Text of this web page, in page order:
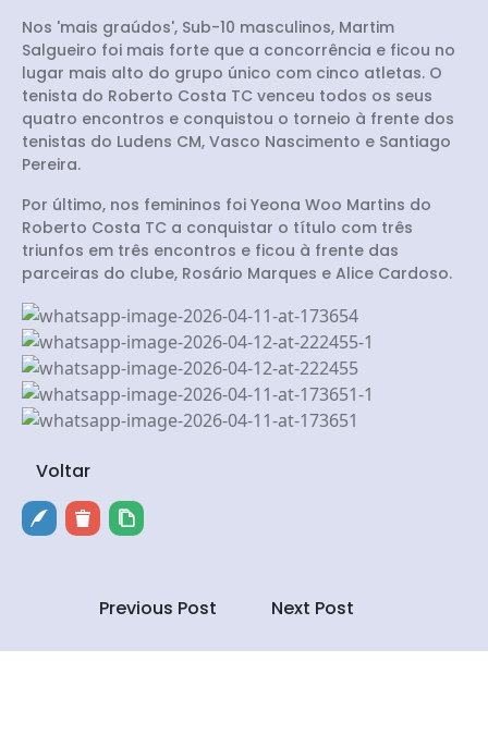
Nos 'mais graúdos', Sub-10 masculinos, Martim
Salgueiro foi mais forte que a concorrência e ficou no
lugar mais alto do grupo único com cinco atletas. O
tenista do Roberto Costa TC venceu todos os seus
quatro encontros e conquistou o torneio à frente dos
tenistas do Ludens CM, Vasco Nascimento e Santiago
Pereira.
Por último, nos femininos foi Yeona Woo Martins do
Roberto Costa TC a conquistar o título com três
triunfos em três encontros e ficou à frente das
parceiras do clube, Rosário Marques e Alice Cardoso.
Voltar
Previous Post Next Post